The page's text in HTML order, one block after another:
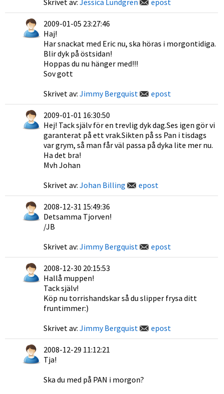
Skrivet av: Jessica Lundgren epost
2009-01-05 23:27:46
Haj!
Har snackat med Eric nu, ska höras i morgontidiga.
Blir dyk på östsidan!
Hoppas du nu hänger med!!!
Sov gott
Skrivet av: Jimmy Bergquist epost
2009-01-01 16:30:50
Hej! Tack själv för en trevlig dyk dag.Ses igen gör vi
garanterat på ett vrak.Sikten på ss Pan i tisdags
var grym, så man får väl passa på dyka lite mer nu.
Ha det bra!
Mvh Johan
Skrivet av: Johan Billing epost
2008-12-31 15:49:36
Detsamma Tjorven!
/JB
Skrivet av: Jimmy Bergquist epost
2008-12-30 20:15:53
Hallå muppen!
Tack själv!
Köp nu torrishandskar så du slipper frysa ditt
fruntimmer:)
Skrivet av: Jimmy Bergquist epost
2008-12-29 11:12:21
Tja!
Ska du med på PAN i morgon?